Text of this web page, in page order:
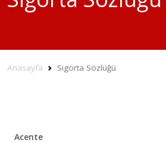
Anasayfa Sigorta Sözlüğü
Acente